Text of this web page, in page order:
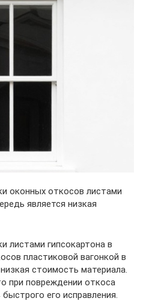
оконных откосов листами
является низкая
листами гипсокартона в
пластиковой вагонкой в
стоимость материала.
при повреждении откоса
его исправления.